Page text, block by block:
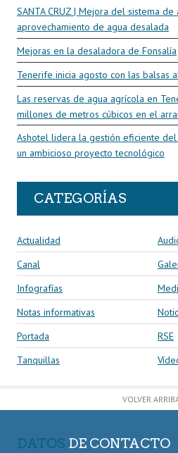
SANTA CRUZ | Mejora del sistema
aprovechamiento de agua desalada
Mejoras en la desaladora de Fonsalía
Tenerife inicia agosto con las balsas
Las reservas de agua agrícola en
millones de metros cúbicos en el
Ashotel lidera la gestión eficiente del
un ambicioso proyecto tecnológico
CATEGORÍAS
Actualidad
Canal
Infografías
Notas informativas
Portada
RSE
Tanquillas
VOLVER
DATOS DE CONTACTO